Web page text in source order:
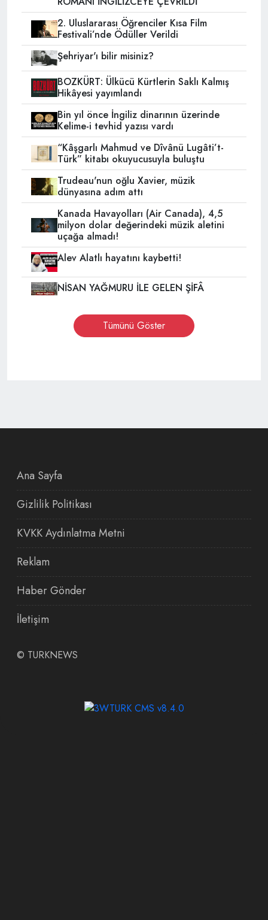
2. Uluslararası Öğrenciler Kısa Film
Festivali’nde Ödüller Verildi
Şehriyar'ı bilir misiniz?
BOZKÜRT: Ülkücü Kürtlerin Saklı Kalmış
Hikâyesi yayımlandı
Bin yıl önce İngiliz dinarının üzerinde
Kelime-i tevhid yazısı vardı
“Kâşgarlı Mahmud ve Dîvânü Lugâti’t-
Türk” kitabı okuyucusuyla buluştu
Trudeau'nun oğlu Xavier, müzik
dünyasına adım attı
Kanada Havayolları (Air Canada), 4,5
milyon dolar değerindeki müzik aletini
uçağa almadı!
Alev Alatlı hayatını kaybetti!
NİSAN YAĞMURU İLE GELEN ŞİFÂ
Tümünü Göster
Ana Sayfa
Gizlilik Politikası
KVKK Aydınlatma Metni
Reklam
Haber Gönder
İletişim
© TURKNEWS